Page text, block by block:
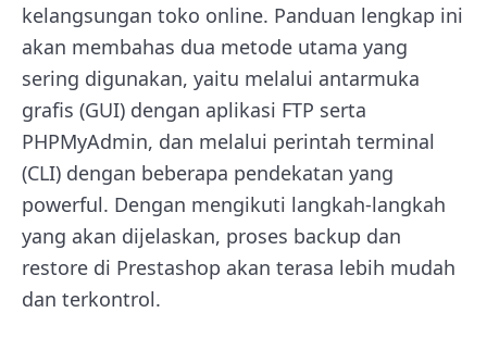
kelangsungan toko online. Panduan lengkap ini
akan membahas dua metode utama yang
sering digunakan, yaitu melalui antarmuka
grafis (GUI) dengan aplikasi FTP serta
PHPMyAdmin, dan melalui perintah terminal
(CLI) dengan beberapa pendekatan yang
powerful. Dengan mengikuti langkah-langkah
yang akan dijelaskan, proses backup dan
restore di Prestashop akan terasa lebih mudah
dan terkontrol.